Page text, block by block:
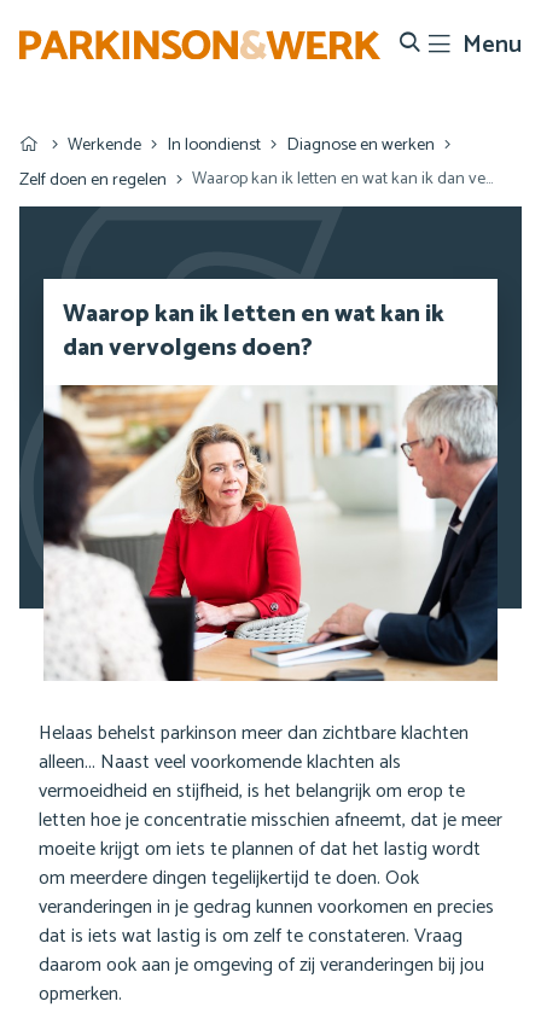
SearchMenu
Werkende In loondienst
Diagnose en werken
Zelf doen en regelen
Waarop kan ik letten en wat kan ik dan vervolgens doen?
Waarop kan ik letten en wat kan ik
dan vervolgens doen?
Helaas behelst parkinson meer dan zichtbare klachten
alleen... Naast veel voorkomende klachten als
vermoeidheid en stijfheid, is het belangrijk om erop te
letten hoe je concentratie misschien afneemt, dat je meer
moeite krijgt om iets te plannen of dat het lastig wordt
om meerdere dingen tegelijkertijd te doen. Ook
veranderingen in je gedrag kunnen voorkomen en precies
dat is iets wat lastig is om zelf te constateren. Vraag
daarom ook aan je omgeving of zij veranderingen bij jou
opmerken.